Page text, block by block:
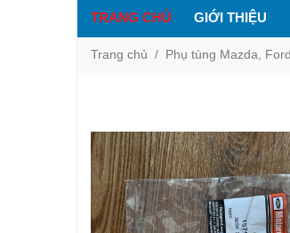
TRANG CHỦ GIỚI THIỆU
Trang chủ Phụ tùng Mazda,